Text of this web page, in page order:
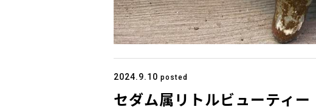
2024.9.10 posted
セダム属リトルビューティー